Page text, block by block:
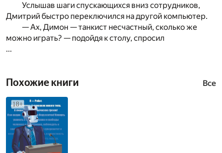
Услышав шаги спускающихся вниз сотрудников,
Дмитрий быстро переключился на другой компьютер.
— Ах, Димон — танкист несчастный, сколько же
можно играть? — подойдя к столу, спросил
...
Похожие книги Все